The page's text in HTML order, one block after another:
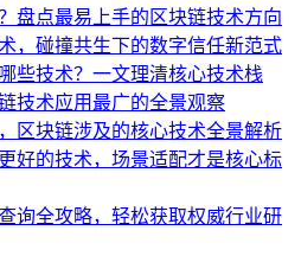
盘点最易上手的区块链技术方向
，碰撞共生下的数字信任新范式
些技术？一文理清核心技术栈
技术应用最广的全景观察
区块链涉及的核心技术全景解析
好的技术，场景适配才是核心标
询全攻略，轻松获取权威行业研